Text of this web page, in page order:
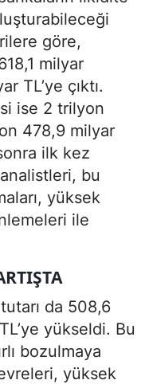
göre,
milyar
TL’ye çıktı.
ise 2 trilyon
478,9 milyar
ilk kez
bu
yüksek
ile
da 508,6
yükseldi. Bu
bozulmaya
yüksek